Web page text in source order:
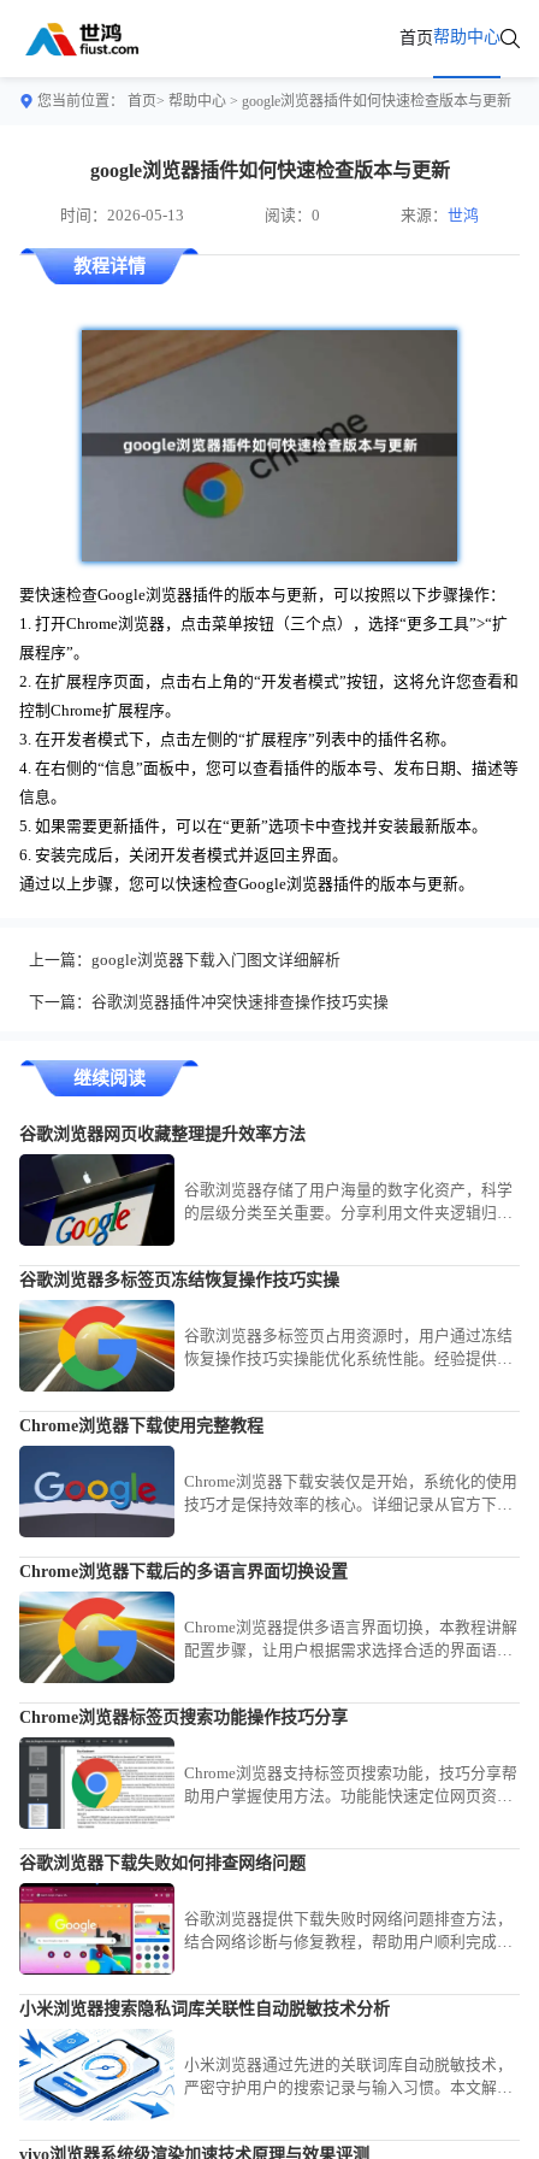
首页帮助中心
您当前位置： 首页> 帮助中心 > google浏览器插件如何快速检查版本与更新
google浏览器插件如何快速检查版本与更新
时间：2026-05-13 阅读：0 来源：世鸿
教程详情
要快速检查Google浏览器插件的版本与更新，可以按照以下步骤操作：
1. 打开Chrome浏览器，点击菜单按钮（三个点），选择“更多工具”>“扩
展程序”。
2. 在扩展程序页面，点击右上角的“开发者模式”按钮，这将允许您查看和
控制Chrome扩展程序。
3. 在开发者模式下，点击左侧的“扩展程序”列表中的插件名称。
4. 在右侧的“信息”面板中，您可以查看插件的版本号、发布日期、描述等
信息。
5. 如果需要更新插件，可以在“更新”选项卡中查找并安装最新版本。
6. 安装完成后，关闭开发者模式并返回主界面。
通过以上步骤，您可以快速检查Google浏览器插件的版本与更新。
上一篇： google浏览器下载入门图文详细解析
下一篇： 谷歌浏览器插件冲突快速排查操作技巧实操
继续阅读
谷歌浏览器网页收藏整理提升效率方法
谷歌浏览器存储了用户海量的数字化资产，科学
的层级分类至关重要。分享利用文件夹逻辑归
密的个人知识图谱，确保资讯获取毫秒级触达，
谷歌浏览器多标签页冻结恢复操作技巧实操
谷歌浏览器多标签页占用资源时，用户通过冻结
恢复操作技巧实操能优化系统性能。经验提供实
Chrome浏览器下载使用完整教程
Chrome浏览器下载安装仅是开始，系统化的使用
技巧才是保持效率的核心。详细记录从官方下载
在使用过程中能最大限度发挥软件优势，告别页
Chrome浏览器下载后的多语言界面切换设置
Chrome浏览器提供多语言界面切换，本教程讲解
配置步骤，让用户根据需求选择合适的界面语
Chrome浏览器标签页搜索功能操作技巧分享
Chrome浏览器支持标签页搜索功能，技巧分享帮
助用户掌握使用方法。功能能快速定位网页资
谷歌浏览器下载失败如何排查网络问题
谷歌浏览器提供下载失败时网络问题排查方法，
结合网络诊断与修复教程，帮助用户顺利完成下
小米浏览器搜索隐私词库关联性自动脱敏技术分析
小米浏览器通过先进的关联词库自动脱敏技术，
严密守护用户的搜索记录与输入习惯。本文解析
vivo浏览器系统级渲染加速技术原理与效果评测